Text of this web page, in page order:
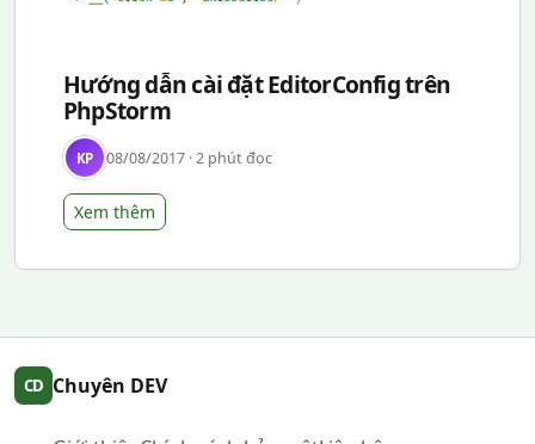
Hướng dẫn cài đặt EditorConfig trên
PhpStorm
KP 08/08/2017 · 2 phút đọc
Xem thêm
CD Chuyên DEV